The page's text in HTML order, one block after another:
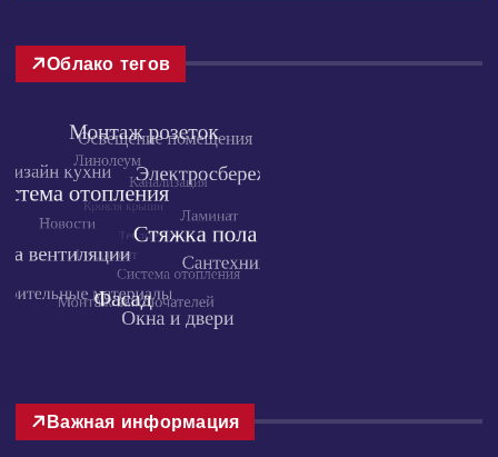
Облако тегов
Важная информация